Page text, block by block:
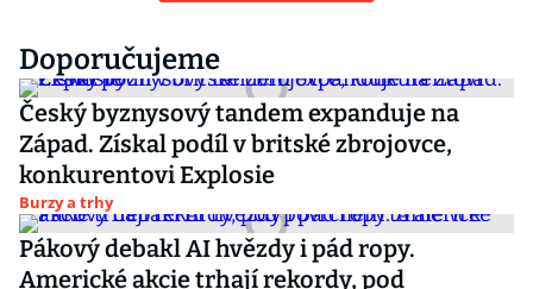
Doporučujeme
Český byznysový tandem expanduje na
Západ. Získal podíl v britské zbrojovce,
konkurentovi Explosie
Burzy a trhy
Pákový debakl AI hvězdy i pád ropy.
Americké akcie trhají rekordy, pod